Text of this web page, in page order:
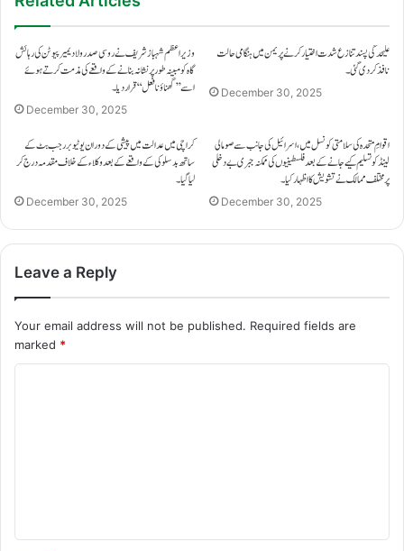
وزیراعظم شہباز شریف نے روسی صدر ولادیمیر پیوٹن کی رہائش
گاہ کو مبینہ طور پر نشانہ بنانے کے واقعے کی مذمت کرتے ہوئے
اسے ’’گھناؤنا فعل‘‘ قرار دیا۔
December 30, 2025
علیحدگی پسند تنازع شدت اختیار کرنے پر یمن میں ہنگامی حالت
نافذ کر دی گئی۔
December 30, 2025
کراچی میں عدالت میں پیشی کے دوران یوٹیوبر رجب بٹ کے
ساتھ بدسلوکی کے واقعے کے بعد وکلاء کے خلاف مقدمہ درج کر
لیا گیا۔
December 30, 2025
اقوامِ متحدہ کی سلامتی کونسل میں، اسرائیل کی جانب سے صومالی
لینڈ کو تسلیم کیے جانے کے بعد فلسطینیوں کی ممکنہ جبری بے دخلی
پر مختلف ممالک نے تشویش کا اظہار کیا۔
December 30, 2025
Leave a Reply
Your email address will not be published. Required fields are
marked *
t